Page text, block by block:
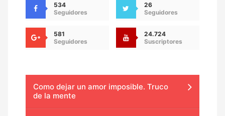
534
Seguidores
26
Seguidores
581
Seguidores
24.724
Suscriptores
Como dejar un amor imposible. Truco
de la mente